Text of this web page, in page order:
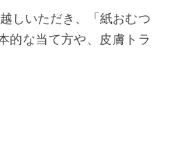
しいただき、「紙おむつ
的な当て方や、皮膚トラ